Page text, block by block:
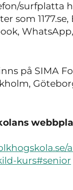
surfplatta
som 1177.se,
på SIMA
kurs#senior